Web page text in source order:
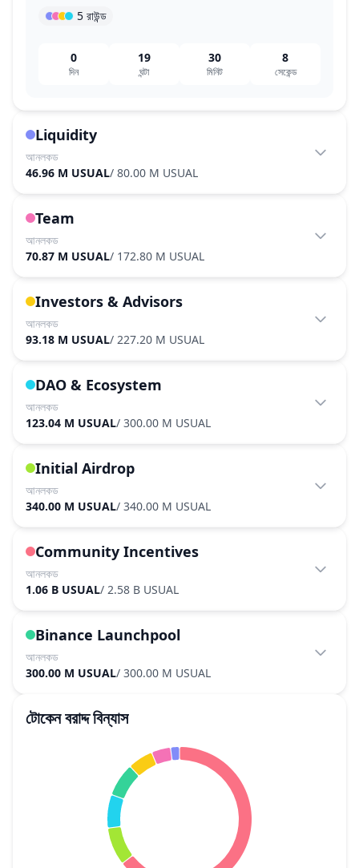
5 রাউন্ড
0
দিন
19
ঘন্টা
30
মিনিট
8
সেকেন্ড
Liquidity
আনলকড
46.96 M USUAL/ 80.00 M USUAL
Team
আনলকড
70.87 M USUAL/ 172.80 M USUAL
Investors & Advisors
আনলকড
93.18 M USUAL/ 227.20 M USUAL
DAO & Ecosystem
আনলকড
123.04 M USUAL/ 300.00 M USUAL
Initial Airdrop
আনলকড
340.00 M USUAL/ 340.00 M USUAL
Community Incentives
আনলকড
1.06 B USUAL/ 2.58 B USUAL
Binance Launchpool
আনলকড
300.00 M USUAL/ 300.00 M USUAL
টোকেন বরাদ্দ বিন্যাস